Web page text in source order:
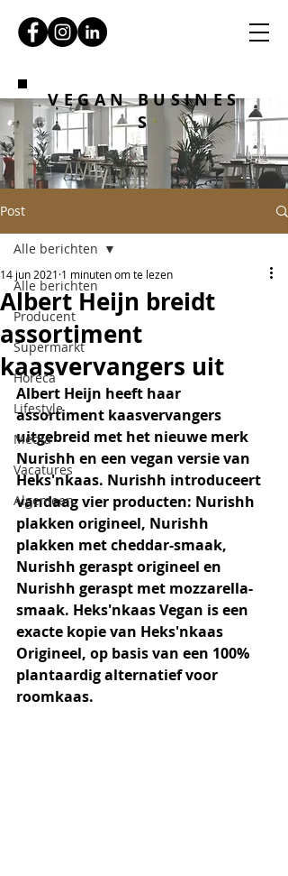
VEGAN BUSINES
S
Post
Alle berichten
Producent
Supermarkt
Horeca
Lifestyle
Media
Vacatures
Algemeen
Alle berichten
Albert Heijn breidt
assortiment
kaasvervangers uit
14 jun 2021 1 minuten om te lezen
Albert Heijn heeft haar
assortiment kaasvervangers
uitgebreid met het nieuwe merk
Nurishh en een vegan versie van
Heks'nkaas. Nurishh introduceert
vandaag vier producten: Nurishh
plakken origineel, Nurishh
plakken met cheddar-smaak,
Nurishh geraspt origineel en
Nurishh geraspt met mozzarella-
smaak. Heks'nkaas Vegan is een
exacte kopie van Heks'nkaas
Origineel, op basis van een 100%
plantaardig alternatief voor
roomkaas.